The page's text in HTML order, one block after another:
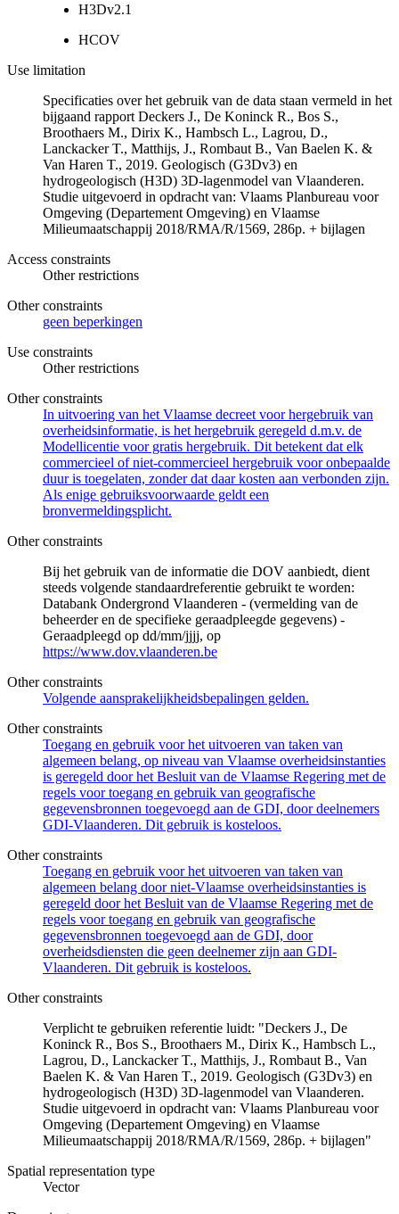
H3Dv2.1
HCOV
Use limitation
Specificaties over het gebruik van de data staan vermeld in het
bijgaand rapport Deckers J., De Koninck R., Bos S.,
Broothaers M., Dirix K., Hambsch L., Lagrou, D.,
Lanckacker T., Matthijs, J., Rombaut B., Van Baelen K. &
Van Haren T., 2019. Geologisch (G3Dv3) en
hydrogeologisch (H3D) 3D-lagenmodel van Vlaanderen.
Studie uitgevoerd in opdracht van: Vlaams Planbureau voor
Omgeving (Departement Omgeving) en Vlaamse
Milieumaatschappij 2018/RMA/R/1569, 286p. + bijlagen
Access constraints
Other restrictions
Other constraints
geen beperkingen
Use constraints
Other restrictions
Other constraints
In uitvoering van het Vlaamse decreet voor hergebruik van
overheidsinformatie, is het hergebruik geregeld d.m.v. de
Modellicentie voor gratis hergebruik. Dit betekent dat elk
commercieel of niet-commercieel hergebruik voor onbepaalde
duur is toegelaten, zonder dat daar kosten aan verbonden zijn.
Als enige gebruiksvoorwaarde geldt een
bronvermeldingsplicht.
Other constraints
Bij het gebruik van de informatie die DOV aanbiedt, dient
steeds volgende standaardreferentie gebruikt te worden:
Databank Ondergrond Vlaanderen - (vermelding van de
beheerder en de specifieke geraadpleegde gegevens) -
Geraadpleegd op dd/mm/jjjj, op
https://www.dov.vlaanderen.be
Other constraints
Volgende aansprakelijkheidsbepalingen gelden.
Other constraints
Toegang en gebruik voor het uitvoeren van taken van
algemeen belang, op niveau van Vlaamse overheidsinstanties
is geregeld door het Besluit van de Vlaamse Regering met de
regels voor toegang en gebruik van geografische
gegevensbronnen toegevoegd aan de GDI, door deelnemers
GDI-Vlaanderen. Dit gebruik is kosteloos.
Other constraints
Toegang en gebruik voor het uitvoeren van taken van
algemeen belang door niet-Vlaamse overheidsinstanties is
geregeld door het Besluit van de Vlaamse Regering met de
regels voor toegang en gebruik van geografische
gegevensbronnen toegevoegd aan de GDI, door
overheidsdiensten die geen deelnemer zijn aan GDI-
Vlaanderen. Dit gebruik is kosteloos.
Other constraints
Verplicht te gebruiken referentie luidt: "Deckers J., De
Koninck R., Bos S., Broothaers M., Dirix K., Hambsch L.,
Lagrou, D., Lanckacker T., Matthijs, J., Rombaut B., Van
Baelen K. & Van Haren T., 2019. Geologisch (G3Dv3) en
hydrogeologisch (H3D) 3D-lagenmodel van Vlaanderen.
Studie uitgevoerd in opdracht van: Vlaams Planbureau voor
Omgeving (Departement Omgeving) en Vlaamse
Milieumaatschappij 2018/RMA/R/1569, 286p. + bijlagen"
Spatial representation type
Vector